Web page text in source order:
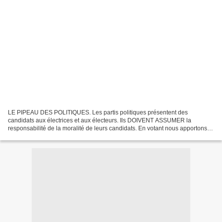
LE PIPEAU DES POLITIQUES. Les partis politiques présentent des
candidats aux électrices et aux électeurs. Ils DOIVENT ASSUMER la
responsabilité de la moralité de leurs candidats. En votant nous apportons